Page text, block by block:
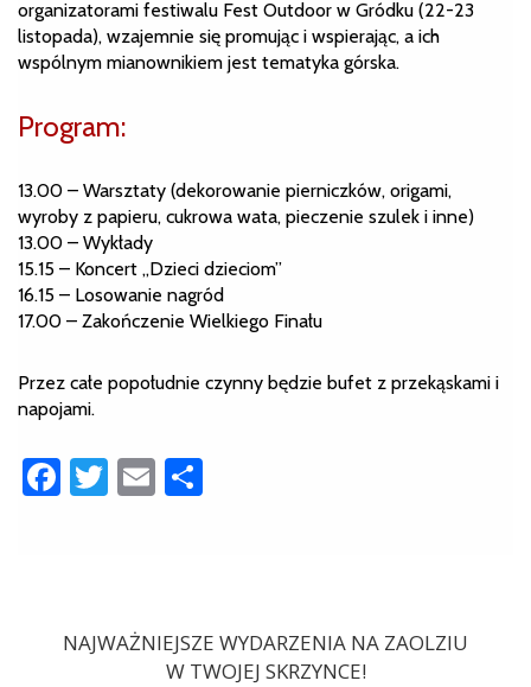
organizatorami festiwalu Fest Outdoor w Gródku (22-23
listopada), wzajemnie się promując i wspierając, a ich
wspólnym mianownikiem jest tematyka górska.
Program:
13.00 – Warsztaty (dekorowanie pierniczków, origami,
wyroby z papieru, cukrowa wata, pieczenie szulek i inne)
13.00 – Wykłady
15.15 – Koncert „Dzieci dzieciom”
16.15 – Losowanie nagród
17.00 – Zakończenie Wielkiego Finału
Przez całe popołudnie czynny będzie bufet z przekąskami i
napojami.
Facebook
Twitter
Email
NAJWAŻNIEJSZE WYDARZENIA NA ZAOLZIU
W TWOJEJ SKRZYNCE!